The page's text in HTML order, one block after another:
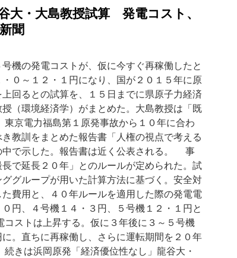
大・大島教授試算 発電コスト、
聞
機の発電コストが、仮に今すぐ再稼働したと
０～１２・１円になり、国が２０１５年に原
回るとの試算を、１５日までに県原子力経済
（環境経済学）がまとめた。大島教授は「既
京電力福島第１原発事故から１０年に合わ
教訓をまとめた報告書「人権の視点で考える
中で示した。報告書は近く公表される。 事
で延長２０年」とのルールが定められた。試
グループが用いた計算方法に基づく。安全対
費用と、４０年ルールを適用した際の発電電
円、４号機１４・３円、５号機１２・１円と
ストは上昇する。仮に３年後に３～５号機
。直ちに再稼働し、さらに運転期間を２０年
きは浜岡原発「経済優位性なし」龍谷大・